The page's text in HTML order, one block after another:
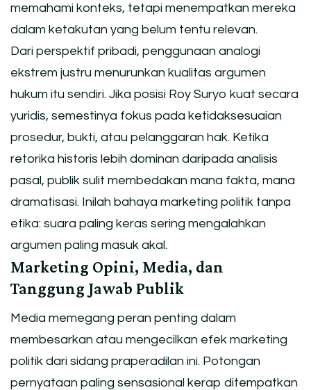
memahami konteks, tetapi menempatkan mereka
dalam ketakutan yang belum tentu relevan.
Dari perspektif pribadi, penggunaan analogi
ekstrem justru menurunkan kualitas argumen
hukum itu sendiri. Jika posisi Roy Suryo kuat secara
yuridis, semestinya fokus pada ketidaksesuaian
prosedur, bukti, atau pelanggaran hak. Ketika
retorika historis lebih dominan daripada analisis
pasal, publik sulit membedakan mana fakta, mana
dramatisasi. Inilah bahaya marketing politik tanpa
etika: suara paling keras sering mengalahkan
argumen paling masuk akal.
Marketing Opini, Media, dan
Tanggung Jawab Publik
Media memegang peran penting dalam
membesarkan atau mengecilkan efek marketing
politik dari sidang praperadilan ini. Potongan
pernyataan paling sensasional kerap ditempatkan